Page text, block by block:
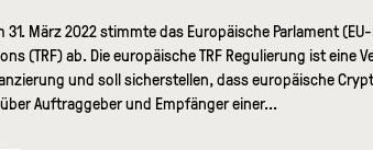
31. März 2022 stimmte das Europäische Parlament
(TRF) ab. Die europäische TRF Regulierung ist eine
und soll sicherstellen, dass europäische
Auftraggeber und Empfänger einer...